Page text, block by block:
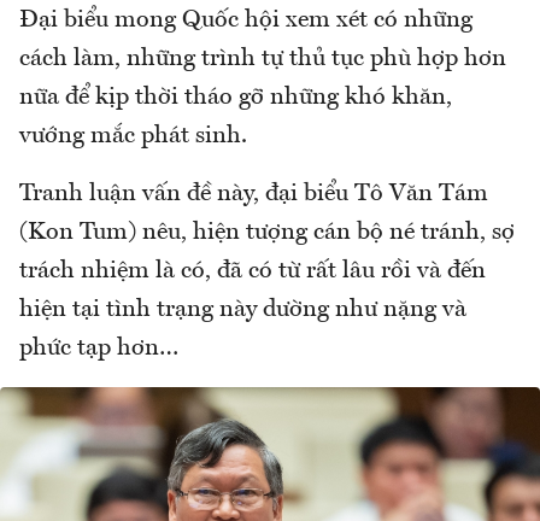
Đại biểu mong Quốc hội xem xét có những
cách làm, những trình tự thủ tục phù hợp hơn
nữa để kịp thời tháo gỡ những khó khăn,
vướng mắc phát sinh.
Tranh luận vấn đề này, đại biểu Tô Văn Tám
(Kon Tum) nêu, hiện tượng cán bộ né tránh, sợ
trách nhiệm là có, đã có từ rất lâu rồi và đến
hiện tại tình trạng này dường như nặng và
phức tạp hơn…